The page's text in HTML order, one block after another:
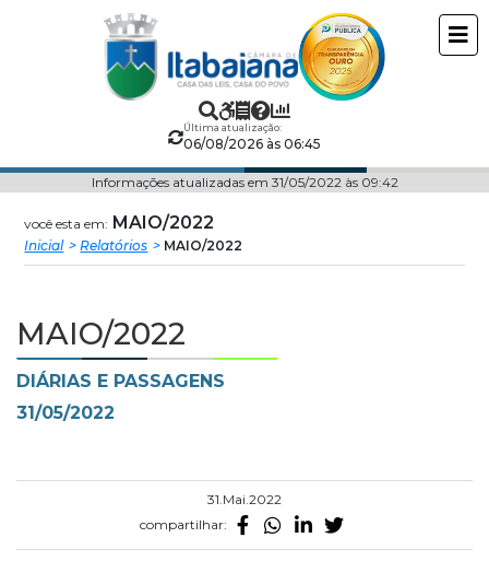
Câmara
Municipal
Itabaiana
Última atualização:
06/08/2026 às 06:45
Informações atualizadas em 31/05/2022 às 09:42
você esta em: MAIO/2022
Inicial Relatórios MAIO/2022
MAIO/2022
DIÁRIAS E PASSAGENS
31/05/2022
31.Mai.2022
compartilhar: